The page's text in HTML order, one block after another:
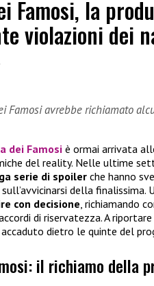
Famosi, la
violazioni dei
Famosi avrebbe richiamato
dei Famosi è ormai arrivata
del reality. Nelle ultime
serie di spoilerche hanno
della finalissima.
con decisione, richiamando
di riservatezza. A
dietro le quinte del
il richiamo della